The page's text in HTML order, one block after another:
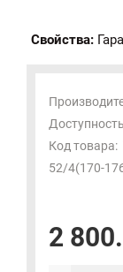
Свойства:
Код товара:
52/4(170-
2